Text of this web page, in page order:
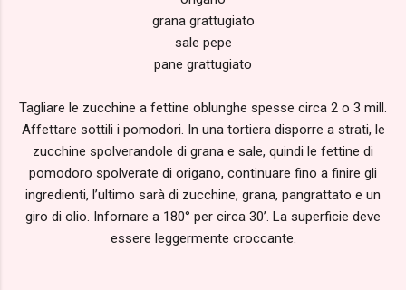
grana grattugiato
sale pepe
pane grattugiato
Tagliare le zucchine a fettine oblunghe spesse circa 2 o 3 mill.
Affettare sottili i pomodori. In una tortiera disporre a strati, le
zucchine spolverandole di grana e sale, quindi le fettine di
pomodoro spolverate di origano, continuare fino a finire gli
ingredienti, l’ultimo sarà di zucchine, grana, pangrattato e un
giro di olio. Infornare a 180° per circa 30’. La superficie deve
essere leggermente croccante.